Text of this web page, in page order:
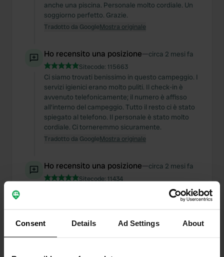
Consent Details Ad Settings About
anche una piscina. Personale molto cordiale. Un
soggiorno perfetto. Grazie.
Tradotto da GoogleMostra originale
Ho recensito una posizione—circa 2 mesi fa
Sitecode: 115663
Ci siamo trovati benissimo in questo campeggio. I
servizi igienici erano molto puliti. Il check-in è
avvenuto telefonicamente; il numero è affisso
all'interno del campeggio. Tutto il resto ci è stato
spiegato al telefono. Il personale è stato molto
cordiale. Ci torneremmo sicuramente.
Tradotto da GoogleMostra originale
Ho recensito una posizione—circa 2 mesi fa
Sitecode: 11434
Un punto di osservazione perfetto per ammirare
purtroppo i cani non sono ammessi. Il campeggio
è molto grande, ma trovare un posto
pianeggiante può essere un po' complicato. Una